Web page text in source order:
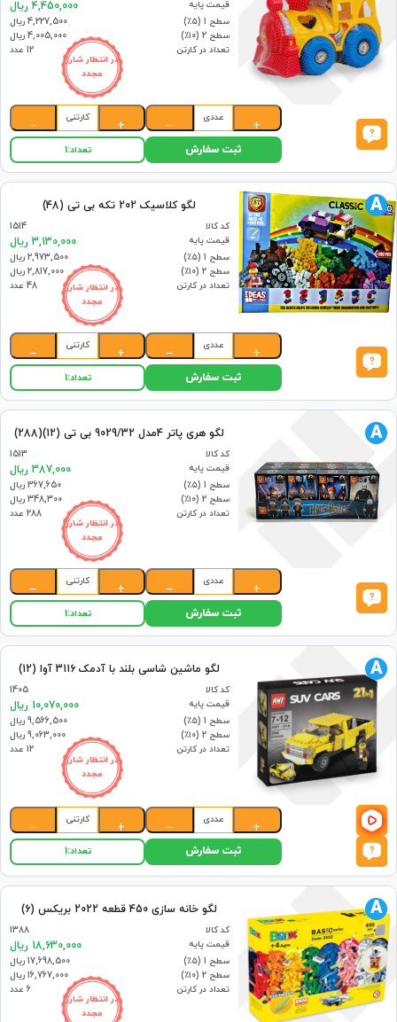
در انتظار شارژ
مجدد
قیمت پایه 4,450,000 ریال
سطح 1 (۵٪)
4,227,500 ریال
سطح 2 (۱۰٪)
4,005,000 ریال
تعداد در کارتن
12 عدد
+
عددی
−
+
کارتنی
−
ثبت سفارش تعداد:1
در انتظار شارژ
مجدد
لگو کلاسیک 202 تکه بی تی (48)
کد کالا
1514
قیمت پایه
3,130,000 ریال
سطح 1 (۵٪)
2,973,500 ریال
سطح 2 (۱۰٪)
2,817,000 ریال
تعداد در کارتن
48 عدد
A
+
عددی
−
+
کارتنی
−
ثبت سفارش تعداد:1
در انتظار شارژ
مجدد
لگو هری پاتر 4مدل 9029/32 بی تی (12)(288)
کد کالا
1513
قیمت پایه
387,000 ریال
سطح 1 (۵٪)
367,650 ریال
سطح 2 (۱۰٪)
348,300 ریال
تعداد در کارتن
288 عدد
A
+
عددی
−
+
کارتنی
−
ثبت سفارش تعداد:1
در انتظار شارژ
مجدد
لگو ماشین شاسی بلند با آدمک 3116 آوا (12)
کد کالا
1405
قیمت پایه
10,070,000 ریال
سطح 1 (۵٪)
9,566,500 ریال
سطح 2 (۱۰٪)
9,063,000 ریال
تعداد در کارتن
12 عدد
A
+
عددی
−
+
کارتنی
−
ثبت سفارش تعداد:1
در انتظار شارژ
مجدد
لگو خانه سازی 450 قطعه 2022 بریکس (6)
کد کالا
1388
قیمت پایه
18,630,000 ریال
سطح 1 (۵٪)
17,698,500 ریال
سطح 2 (۱۰٪)
16,767,000 ریال
تعداد در کارتن
6 عدد
A